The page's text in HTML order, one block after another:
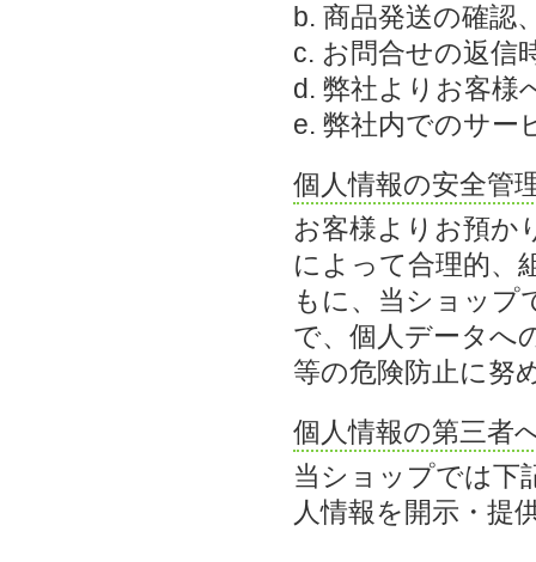
b. 商品発送の確認
c. お問合せの返信
d. 弊社よりお客様
e. 弊社内でのサー
個人情報の安全管
お客様よりお預か
によって合理的、
もに、当ショップ
で、個人データへ
等の危険防止に努
個人情報の第三者
当ショップでは下
人情報を開示・提